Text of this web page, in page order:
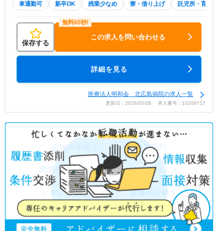
車通勤可 新卒OK 残業少なめ 寮・借り上げ 託児所・育児
保存する
この求人を問い合わせる
詳細を見る
医療法人明和会 北広島病院の求人一覧
更新日：2026/05/26 求人番号：10208717